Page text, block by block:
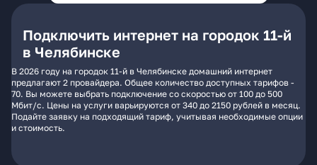
Подключить интернет на городок 11-й
в Челябинске
В 2026 году на городок 11-й в Челябинске домашний интернет
предлагают 2 провайдера. Общее количество доступных тарифов -
70. Вы можете выбрать подключение со скоростью от 100 до 500
Мбит/с. Цены на услуги варьируются от 340 до 2150 рублей в месяц.
Подайте заявку на подходящий тариф, учитывая необходимые опции
и стоимость.